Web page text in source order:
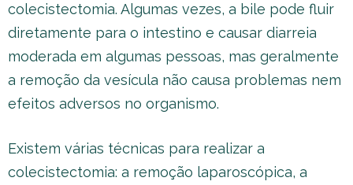
colecistectomia. Algumas vezes, a bile pode fluir
diretamente para o intestino e causar diarreia
moderada em algumas pessoas, mas geralmente
a remoção da vesícula não causa problemas nem
efeitos adversos no organismo.
Existem várias técnicas para realizar a
colecistectomia: a remoção laparoscópica, a